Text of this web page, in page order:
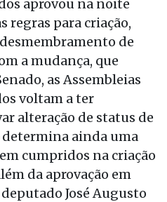
aprovou na noite
regras para criação,
de
a mudança, que
as Assembleias
voltam a ter
alteração de status de
ainda uma
cumpridos na criação
da aprovação em
José Augusto